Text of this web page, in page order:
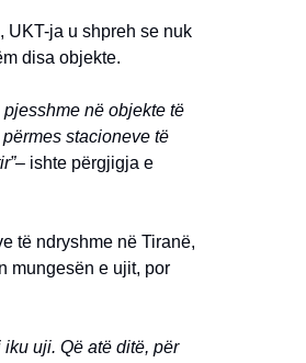
UKT-ja u shpreh se nuk
disa objekte.
në objekte të
stacioneve të
– ishte përgjigja e
të ndryshme në Tiranë,
mungesën e ujit, por
uji. Që atë ditë, për